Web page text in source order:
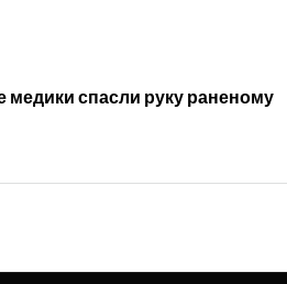
медики спасли руку раненому